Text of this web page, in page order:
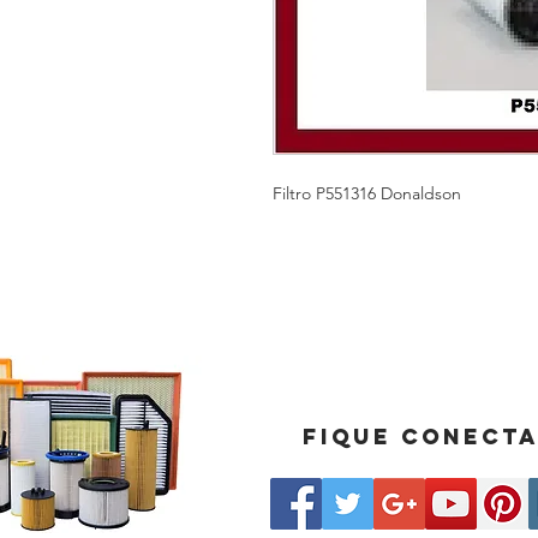
Filtro P551316 Donaldson
Fique